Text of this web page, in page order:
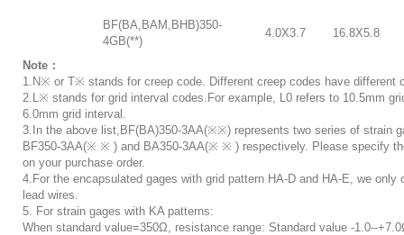
BF(BA,BAM,BHB)350-
4GB(**)
4.0X3.7 16.8X5.8
Note：
1.N※ or T※ stands for creep code. Different creep codes have different
2.L※ stands for grid interval codes.For example, L0 refers to 10.5mm
6.0mm grid interval.
3.In the above list,BF(BA)350-3AA(※※) represents two series of strain
BF350-3AA(※ ※ ) and BA350-3AA(※ ※ ) respectively. Please specify
on your purchase order.
4.For the encapsulated gages with grid pattern HA-D and HA-E, we only
lead wires.
5. For strain gages with KA patterns:
When standard value=350Ω, resistance range: Standard value -1.0--